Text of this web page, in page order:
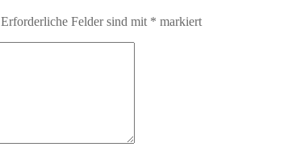
Erforderliche Felder sind mit * markiert